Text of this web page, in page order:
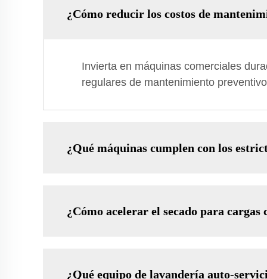
¿Cómo reducir los costos de
Invierta en máquinas comerciales
regulares de mantenimiento
¿Qué máquinas cumplen con los
¿Cómo acelerar el secado para cargas
¿Qué equipo de lavandería auto-